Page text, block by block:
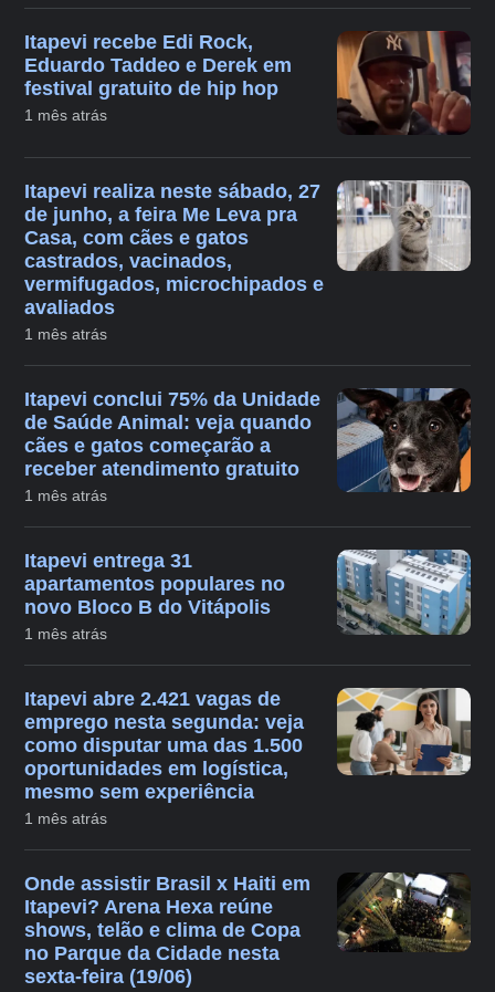
Itapevi recebe Edi Rock,
Eduardo Taddeo e Derek em
festival gratuito de hip hop
1 mês atrás
Itapevi realiza neste sábado, 27
de junho, a feira Me Leva pra
Casa, com cães e gatos
castrados, vacinados,
vermifugados, microchipados e
avaliados
1 mês atrás
Itapevi conclui 75% da Unidade
de Saúde Animal: veja quando
cães e gatos começarão a
receber atendimento gratuito
1 mês atrás
Itapevi entrega 31
apartamentos populares no
novo Bloco B do Vitápolis
1 mês atrás
Itapevi abre 2.421 vagas de
emprego nesta segunda: veja
como disputar uma das 1.500
oportunidades em logística,
mesmo sem experiência
1 mês atrás
Onde assistir Brasil x Haiti em
Itapevi? Arena Hexa reúne
shows, telão e clima de Copa
no Parque da Cidade nesta
sexta-feira (19/06)